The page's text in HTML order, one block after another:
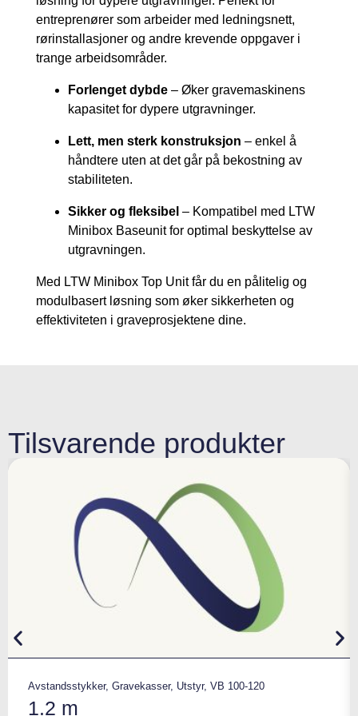
entreprenører som arbeider med ledningsnett,
rørinstallasjoner og andre krevende oppgaver i
trange arbeidsområder.
Forlenget dybde – Øker gravemaskinens
kapasitet for dypere utgravninger.
Lett, men sterk konstruksjon – enkel å
håndtere uten at det går på bekostning av
stabiliteten.
Sikker og fleksibel – Kompatibel med LTW
Minibox Baseunit for optimal beskyttelse av
utgravningen.
Med LTW Minibox Top Unit får du en pålitelig og
modulbasert løsning som øker sikkerheten og
effektiviteten i graveprosjektene dine.
Tilsvarende produkter
Avstandsstykker, Gravekasser, Utstyr, VB 100-120
1.2 m